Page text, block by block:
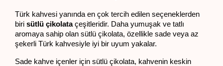
Türk kahvesi yanında en çok tercih edilen seçeneklerden
biri sütlü çikolata çeşitleridir. Daha yumuşak ve tatlı
aromaya sahip olan sütlü çikolata, özellikle sade veya az
şekerli Türk kahvesiyle iyi bir uyum yakalar.
Sade kahve içenler için sütlü çikolata, kahvenin keskin